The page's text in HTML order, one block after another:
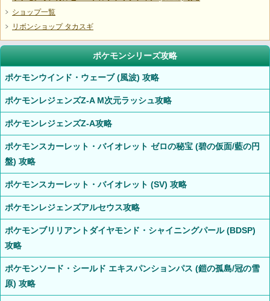
ショップ一覧
リボンショップ タカスギ
ポケモンシリーズ攻略
ポケモンウインド・ウェーブ (風波) 攻略
ポケモンレジェンズZ-A M次元ラッシュ攻略
ポケモンレジェンズZ-A攻略
ポケモンスカーレット・バイオレット ゼロの秘宝 (碧の仮面/藍の円
盤) 攻略
ポケモンスカーレット・バイオレット (SV) 攻略
ポケモンレジェンズアルセウス攻略
ポケモンブリリアントダイヤモンド・シャイニングパール (BDSP)
攻略
ポケモンソード・シールド エキスパンションパス (鎧の孤島/冠の雪
原) 攻略